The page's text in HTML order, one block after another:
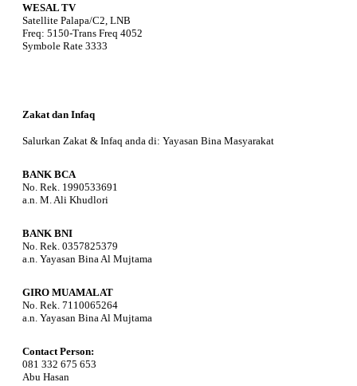
WESAL TV
Satellite Palapa/C2, LNB
Freq: 5150-Trans Freq 4052
Symbole Rate 3333
Zakat dan Infaq
Salurkan Zakat & Infaq anda di: Yayasan Bina Masyarakat
BANK BCA
No. Rek. 1990533691
a.n. M. Ali Khudlori
BANK BNI
No. Rek. 0357825379
a.n. Yayasan Bina Al Mujtama
GIRO MUAMALAT
No. Rek. 7110065264
a.n. Yayasan Bina Al Mujtama
Contact Person:
081 332 675 653
Abu Hasan